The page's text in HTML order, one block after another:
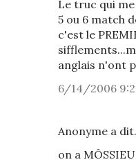
Le truc qui
5 ou 6 match
c'est le
anglais n'ont
6/14/2006
Anonyme a
on a